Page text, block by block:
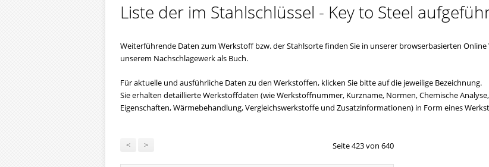
Liste der im Stahlschlüssel - Key to Steel
Weiterführende Daten zum Werkstoff bzw. der Stahlsorte finden Sie in unserer browserbasierten
unserem Nachschlagewerk als Buch.
Für aktuelle und ausführliche Daten zu den Werkstoffen, klicken Sie bitte auf die jeweilige Bezeichnung.
Sie erhalten detaillierte Werkstoffdaten (wie Werkstoffnummer, Kurzname, Normen, Chemische
Eigenschaften, Wärmebehandlung, Vergleichswerkstoffe und Zusatzinformationen) in Form eines
< > Seite 423 von 640